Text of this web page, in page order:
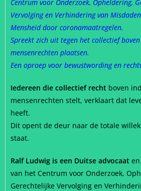
Centrum voor Onderzoek, Opheldering,
Vervolging en Verhindering van
Mensheid door coronamaatregelen.
Spreekt zich uit tegen het collectief
mensenrechten plaatsen.
Een oproep voor bewustwording en
Iedereen die collectief recht boven
mensenrechten stelt, verklaart dat
heeft.
Dit opent de deur naar de totale
staat.
Ralf Ludwig is een Duitse advocaat
van het Centrum voor Onderzoek,
Gerechtelijke Vervolging en